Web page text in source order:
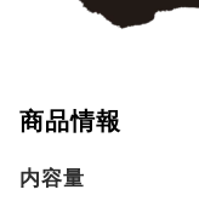
商品情報
内容量